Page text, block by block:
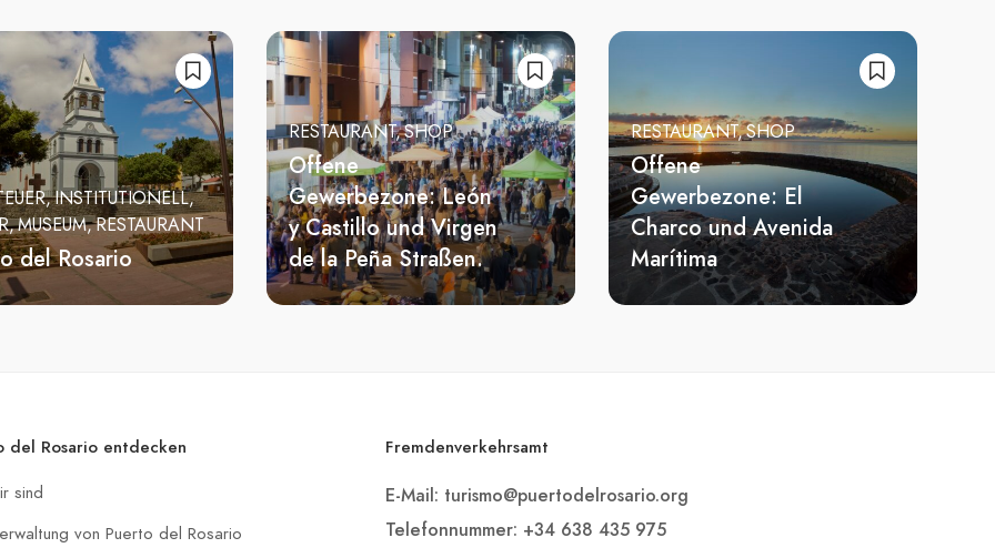
INSTITUTIONELL
MUSEUM RESTAURANT
del Rosario
RESTAURANT SHOP
Offene
Gewerbezone: León
y Castillo und Virgen
de la Peña Straßen.
RESTAURANT SHOP
Offene
Gewerbezone: El
Charco und Avenida
Marítima
del Rosario entdecken
sind
von Puerto del Rosario
Fremdenverkehrsamt
E-Mail: turismo@puertodelrosario.org
Telefonnummer: +34 638 435 975